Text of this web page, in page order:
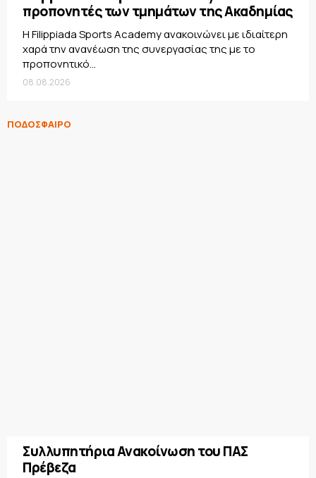
προπονητές των τμημάτων της Ακαδημίας
Η Filippiada Sports Academy ανακοινώνει με ιδιαίτερη
χαρά την ανανέωση της συνεργασίας της με το
προπονητικό...
08.08.2026
ΠΟΔΟΣΦΑΙΡΟ
Συλλυπητήρια Ανακοίνωση του ΠΑΣ
Πρέβεζα